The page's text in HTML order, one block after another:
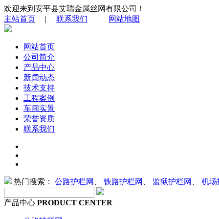
欢迎来到安平县艾瑞金属丝网有限公司！
主站首页 | 联系我们 | 网站地图
网站首页
公司简介
产品中心
新闻动态
技术支持
工程案例
车间实景
荣誉资质
联系我们
热门搜索： 公路护栏网 铁路护栏网 监狱护栏网 机场
产品中心 PRODUCT CENTER